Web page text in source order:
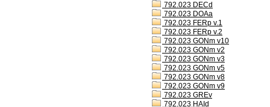
792.023 DECd
792.023 DOAa
792.023 FERp v.1
792.023 FERp v.2
792.023 GONm v10
792.023 GONm v2
792.023 GONm v3
792.023 GONm v5
792.023 GONm v8
792.023 GONm v9
792.023 GREv
792.023 HAId